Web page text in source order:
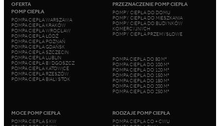
OFERTA
POMP CIEPŁA
POMPA CIEPŁA WARSZAWA
POMPA CIEPŁA KRAKÓW
POMPA CIEPŁA WROCŁAW
POMPA CIEPŁA ŁÓDŹ
POMPA CIEPŁA POZNAŃ
POMPA CIEPŁA GDAŃSK
POMPA CIEPŁA SZCZECIN
POMPA CIEPŁA LUBLIN
POMPA CIEPŁA BYDGOSZCZ
POMPA CIEPŁA KATOWICE
POMPA CIEPŁA RZESZÓW
POMPA CIEPŁA BIAŁYSTOK
PRZEZNACZENIE POMP CIEPŁA
POMPY CIEPŁA DO DOMU
POMPY CIEPŁA DO MIESZKANIA
POMPY CIEPŁA DO BUDYNKÓW
KOMERCYJNYCH
POMPY CIEPŁA PRZEMYSŁOWE
POMPA CIEPŁA DO 80 M²
POMPA CIEPŁA DO 100 M²
POMPA CIEPŁA DO 120 M²
POMPA CIEPŁA DO 150 M²
POMPA CIEPŁA DO 180 M²
POMPA CIEPŁA DO 200 M²
POMPA CIEPŁA DO 250 M²
MOCE POMP CIEPŁA
POMPA CIEPŁA 5 KW
RODZAJE POMP CIEPŁA
POMPA CIEPŁA CO + CWU